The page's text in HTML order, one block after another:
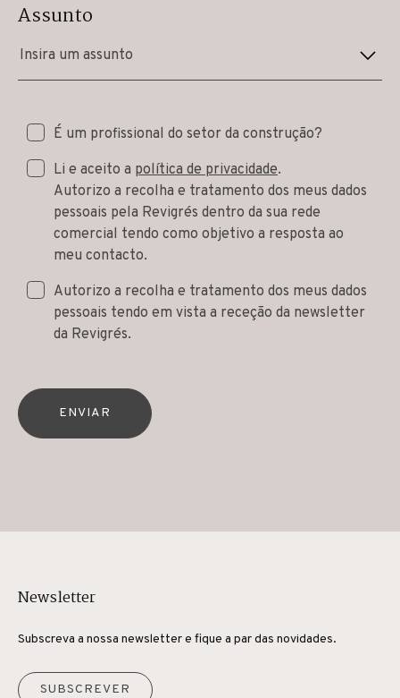
Assunto
Insira um assunto
É um profissional do setor da construção?
Li e aceito a política de privacidade.
Autorizo a recolha e tratamento dos meus dados
pessoais pela Revigrés dentro da sua rede
comercial tendo como objetivo a resposta ao
meu contacto.
Autorizo a recolha e tratamento dos meus dados
pessoais tendo em vista a receção da newsletter
da Revigrés.
ENVIAR
Newsletter
Subscreva a nossa newsletter e fique a par das novidades.
SUBSCREVER